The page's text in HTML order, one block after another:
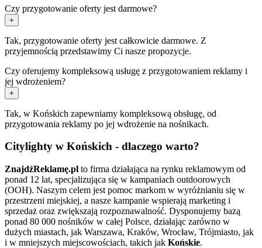
Czy przygotowanie oferty jest darmowe?
+
Tak, przygotowanie oferty jest całkowicie darmowe. Z
przyjemnością przedstawimy Ci nasze propozycje.
Czy oferujemy kompleksową usługę z przygotowaniem reklamy i
jej wdrożeniem?
+
Tak, w Końskich zapewniamy kompleksową obsługę, od
przygotowania reklamy po jej wdrożenie na nośnikach.
Citylighty w Końskich - dlaczego warto?
ZnajdźReklamę.pl to firma działająca na rynku reklamowym od
ponad 12 lat, specjalizująca się w kampaniach outdoorowych
(OOH). Naszym celem jest pomoc markom w wyróżnianiu się w
przestrzeni miejskiej, a nasze kampanie wspierają marketing i
sprzedaż oraz zwiększają rozpoznawalność. Dysponujemy bazą
ponad 80 000 nośników w całej Polsce, działając zarówno w
dużych miastach, jak Warszawa, Kraków, Wrocław, Trójmiasto, jak
i w mniejszych miejscowościach, takich jak Końskie.